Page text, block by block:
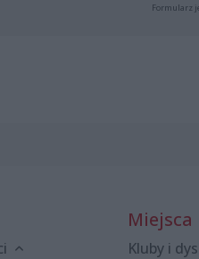
Formularz
Miejsca
Kluby i